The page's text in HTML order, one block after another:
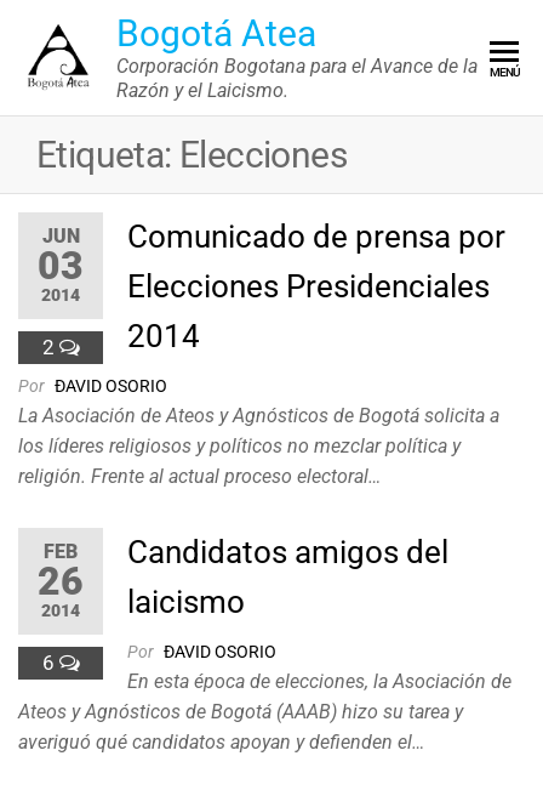
contenido
Bogotá Atea
Corporación Bogotana para el Avance de la
Razón y el Laicismo.
MENÚ
Etiqueta: Elecciones
JUN
03
2014
2
Comunicado de prensa por
Elecciones Presidenciales
2014
Por ÐAVID OSORIO
La Asociación de Ateos y Agnósticos de Bogotá solicita a
los líderes religiosos y políticos no mezclar política y
religión. Frente al actual proceso electoral…
FEB
26
2014
6
Candidatos amigos del
laicismo
Por ÐAVID OSORIO
En esta época de elecciones, la Asociación de
Ateos y Agnósticos de Bogotá (AAAB) hizo su tarea y
averiguó qué candidatos apoyan y defienden el…